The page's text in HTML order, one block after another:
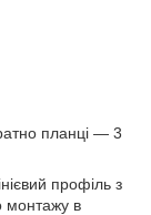
планці — 3
профіль з
монтажу в